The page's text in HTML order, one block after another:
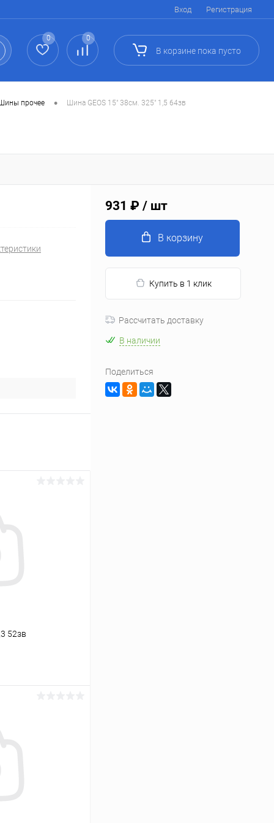
Вход Регистрация
0 0
В корзине пока пусто
прочее • Шина GEOS 15" 38см. 325" 1,5 64зв
52зв
931 ₽ / шт
В корзину
Купить в 1 клик
Рассчитать доставку
В наличии
Поделиться